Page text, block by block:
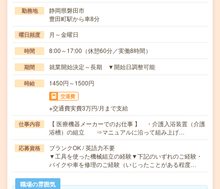
勤務地
静岡県磐田市
豊田町駅から車8分
曜日頻度 月～金曜日
時間 8:00～17:00（休憩60分／実働8時間）
期間 就業開始決定～長期 ▼開始日調整可能
時給 1450円～1500円
交通費
※交通費実費3万円/月まで支給
仕事内容
【 医療機器メーカーでのお仕事 】 ・介護入浴装置（介護
浴槽）の組立 ⇒マニュアルに沿って組み上げ…
応募資格
ブランクOK / 英語力不要
▼工具を使った機械組立の経験▼下記のいずれのご経験・
バイクや車を修理のご経験（いじったことがある程度…
職場の雰囲気